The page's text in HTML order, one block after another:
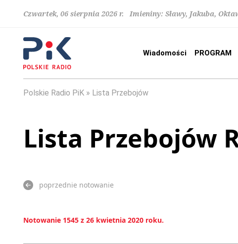
Czwartek, 06 sierpnia 2026 r. Imieniny: Sławy, Jakuba,
Wiadomości PROGRAM
Polskie Radio PiK Lista Przebojów
Lista Przebojów
poprzednie notowanie
Notowanie 1545 z 26 kwietnia 2020 roku.